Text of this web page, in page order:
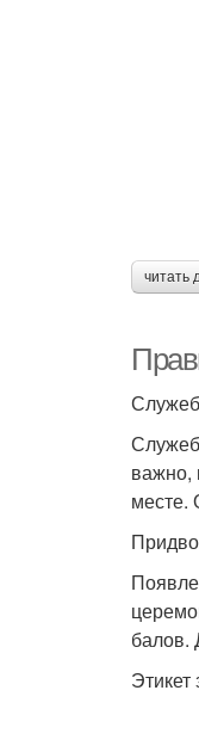
читать
важно,
месте.
балов.
Этикет